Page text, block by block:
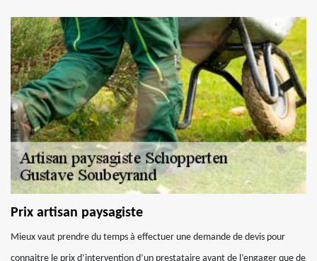
Prix artisan paysagiste
Mieux vaut prendre du temps à effectuer une demande de devis pour
connaitre le prix d’intervention d’un prestataire avant de l’engager que de